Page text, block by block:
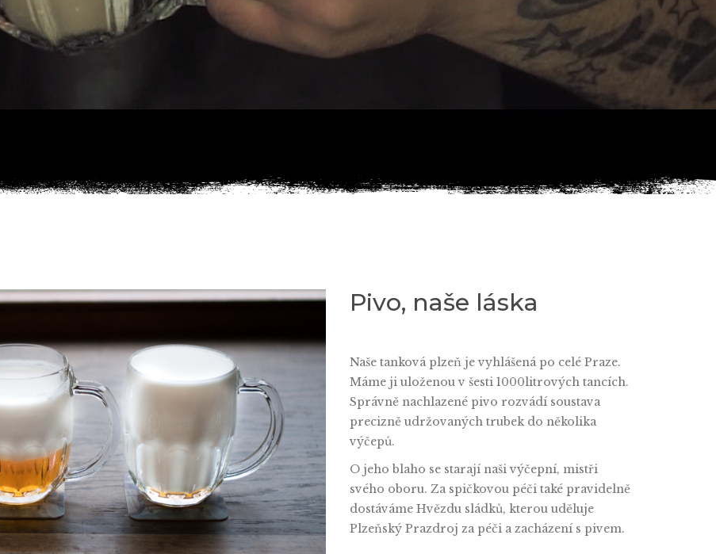
Pivo, naše láska
Naše tanková plzeň je vyhlášená po celé Praze.
Máme ji uloženou v šesti 1000litrových tancích.
Správně nachlazené pivo rozvádí soustava
precizně udržovaných trubek do několika
výčepů.
O jeho blaho se starají naši výčepní, mistři
svého oboru. Za spičkovou péči také pravidelně
dostáváme Hvězdu sládků, kterou uděluje
Plzeňský Prazdroj za péči a zacházení s pivem.